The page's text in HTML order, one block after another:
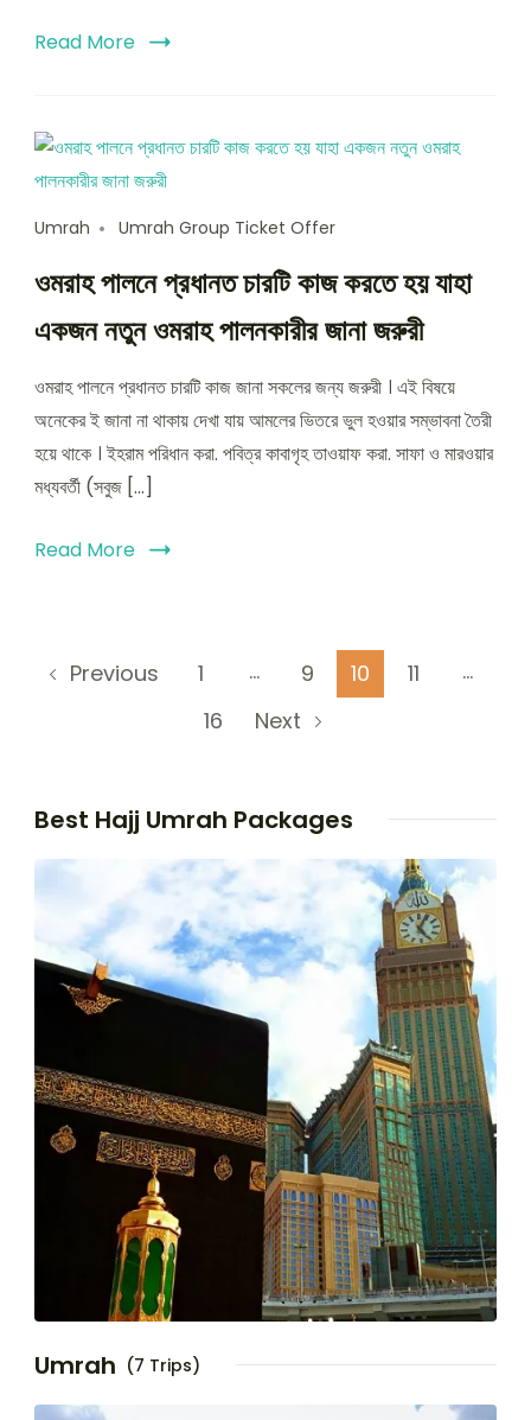
Read More
Umrah Umrah Group Ticket Offer
ওমরাহ পালনে প্রধানত চারটি কাজ করতে হয় যাহা
একজন নতুন ওমরাহ পালনকারীর জানা জরুরী
ওমরাহ পালনে প্রধানত চারটি কাজ জানা সকলের জন্য জরুরী । এই বিষয়ে
অনেকের ই জানা না থাকায় দেখা যায় আমলের ভিতরে ভুল হওয়ার সম্ভাবনা তৈরী
হয়ে থাকে । ইহরাম পরিধান করা. পবিত্র কাবাগৃহ তাওয়াফ করা. সাফা ও মারওয়ার
মধ্যবর্তী (সবুজ […]
Read More
Posts
pagination
Previous Page
1 … Page
9 Page
10 Page
11
…
Page
16 Next
Best Hajj Umrah Packages
Umrah (7 Trips)